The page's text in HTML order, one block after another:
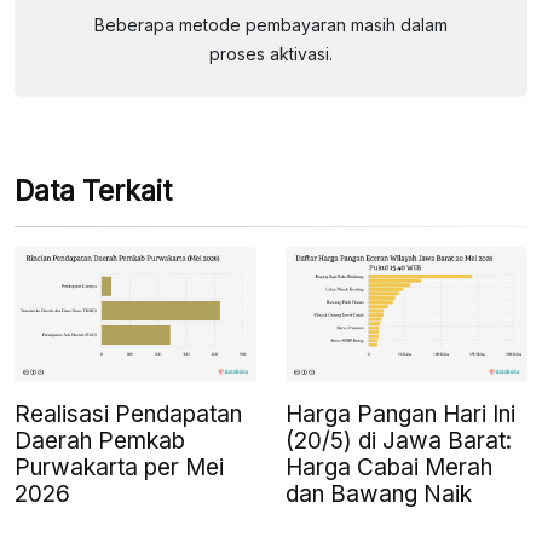
Beberapa metode pembayaran masih dalam
proses aktivasi.
Data Terkait
Realisasi Pendapatan
Daerah Pemkab
Purwakarta per Mei
2026
Harga Pangan Hari Ini
(20/5) di Jawa Barat:
Harga Cabai Merah
dan Bawang Naik